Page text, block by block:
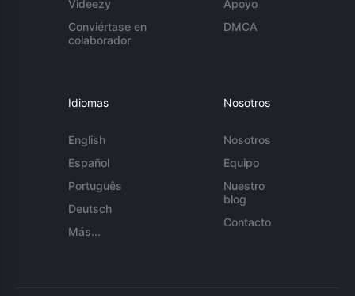
Videezy
Conviértase en
colaborador
Apoyo
DMCA
Idiomas
English
Español
Português
Deutsch
Más...
Nosotros
Nosotros
Equipo
Nuestro
blog
Contacto